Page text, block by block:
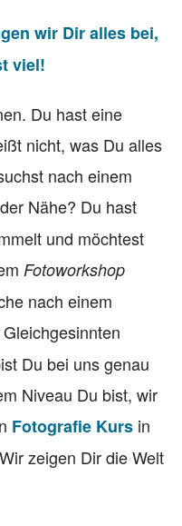
wir Dir alles bei,
viel!
Du hast eine
nicht, was Du alles
nach einem
Nähe? Du hast
und möchtest
Fotoworkshop
nach einem
Du bei uns genau
Niveau Du bist, wir
Fotografie Kurs in
zeigen Dir die Welt